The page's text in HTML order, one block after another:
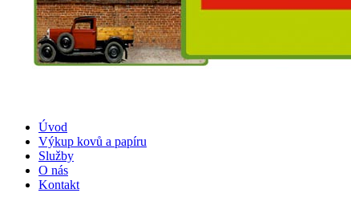
Úvod
Výkup kovů a papíru
Služby
O nás
Kontakt